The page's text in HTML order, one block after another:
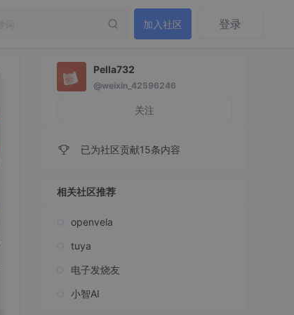
加入社区 登录
Pella732
@weixin_42596246
关注
已为社区贡献15条内容
相关社区推荐
openvela
tuya
电子发烧友
小智AI